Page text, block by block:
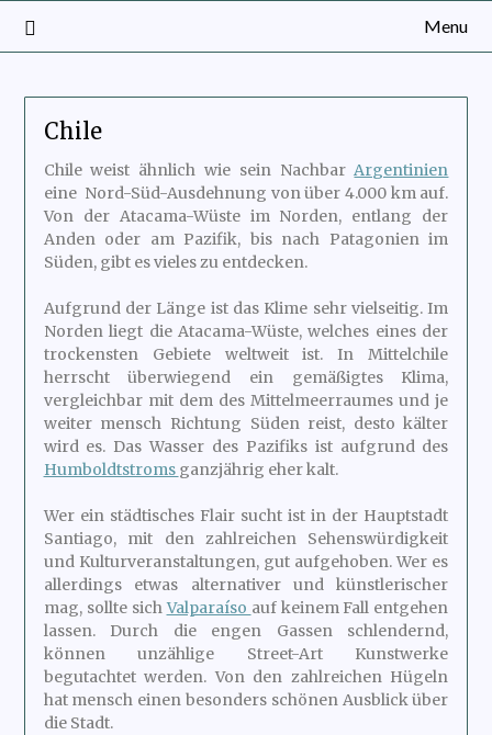
Menu
Chile
Chile weist ähnlich wie sein NachbarArgentinien
eine Nord-Süd-Ausdehnung von über 4.000 km auf.
Von der Atacama-Wüste im Norden, entlang der
Anden oder am Pazifik, bis nach Patagonien im
Süden, gibt es vieles zu entdecken.
Aufgrund der Länge ist das Klime sehr vielseitig. Im
Norden liegt die Atacama-Wüste, welches eines der
trockensten Gebiete weltweit ist. In Mittelchile
herrscht überwiegend ein gemäßigtes Klima,
vergleichbar mit dem des Mittelmeerraumes und je
weiter mensch Richtung Süden reist, desto kälter
wird es. Das Wasser des Pazifiks ist aufgrund des
Humboldtstroms ganzjährig eher kalt.
Wer ein städtisches Flair sucht ist in der Hauptstadt
Santiago, mit den zahlreichen Sehenswürdigkeit
und Kulturveranstaltungen, gut aufgehoben. Wer es
allerdings etwas alternativer und künstlerischer
mag, sollte sichValparaíso auf keinem Fall entgehen
lassen. Durch die engen Gassen schlendernd,
können unzählige Street-Art Kunstwerke
begutachtet werden. Von den zahlreichen Hügeln
hat mensch einen besonders schönen Ausblick über
die Stadt.